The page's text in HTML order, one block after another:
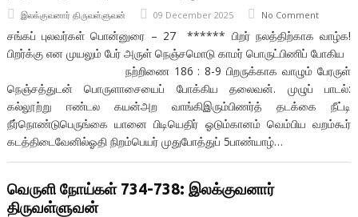
இலக்குவனார் திருவள்ளுவன் 09 December 2025 No Comment
சங்கப் புலவர்கள் பொன்னுரை – 27 ****** பிறர் நலத்திற்காக வாழ்க!
பிறர்க்கு என முயலும் பேர் அருள் நெஞ்சமொடு காமர் பொருட்பிணிப் போகிய
நற்றிணை 186 : 8-9 பிறருக்காக வாழும் பேரருள்
நெஞ்சத்துடன் பொருளாசையைப் போக்கிய தலைவன். முழுப் பாடல்:
கல்லூற்று ஈண்டல கயன்அற வாங்கிஇரும்பிணர்த் தடக்கை நீட்டி
நீர்நொண்டுபெருங்கை யானை பிடியெதிர் ஓடும்கானம் வெம்பிய வறம்கூர்
கடத்திடைவேனில்ஓதி நிறம்பெயர் முதுபோத்துப் 5பாண்யாழ்…
வெருளி நோய்கள் 734-738: இலக்குவனார்
திருவள்ளுவன்